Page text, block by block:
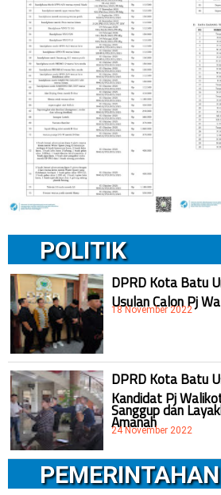
POLITIK
DPRD Kota Batu
Usulan Calon Pj
18 November 2022
DPRD Kota Batu
Kandidat Pj
Sanggup dan
Amanah
24 November 2022
PEMERINTAHAN